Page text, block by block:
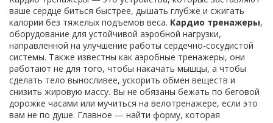
ваше сердце биться быстрее, дышать глубже и сжигать
калории без тяжелых подъемов веса. Кардио тренажеры,
оборудование для устойчивой аэробной нагрузки,
направленной на улучшение работы сердечно-сосудистой
системы. Также известны как аэробные тренажеры, они
работают не для того, чтобы накачать мышцы, а чтобы
сделать тело выносливее, ускорить обмен веществ и
снизить жировую массу. Вы не обязаны бежать по беговой
дорожке часами или мучиться на велотренажере, если это
вам не по душе. Главное — найти форму, которая